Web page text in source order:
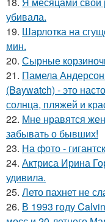
убивала.
19. Шарлотка на
мин.
20. Сырные
21. Памела
(Baywatch) - это
солнца, пляжей и
22. Мне нравятся
забывать о бывших!
23. На фото -
24. Актриса Ирина
удивила.
25. Лето пахнет не
26. В 1993 году